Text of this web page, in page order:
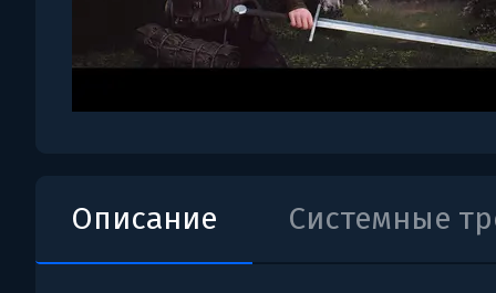
Описание Системные